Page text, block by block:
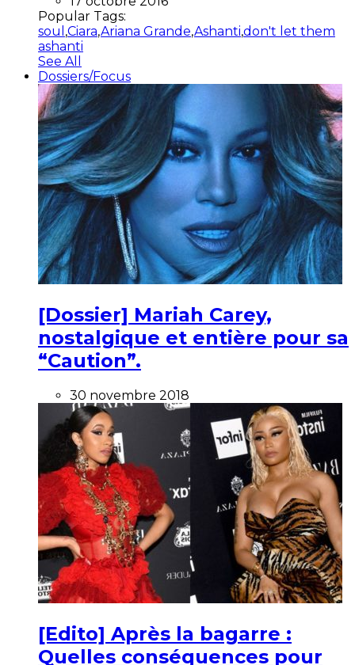
Popular Tags:
soul ,Ciara,Ariana Grande,Ashanti,don't let them
ashanti
See All
Dossiers/Focus
[Dossier] Mariah Carey,
nostalgique et entière pour sa
“Caution”.
30 novembre 2018
[Edito] Après la bagarre :
Quelles conséquences pour